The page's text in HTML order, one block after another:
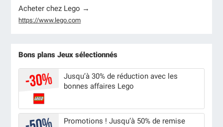
Acheter chez Lego →
https://www.lego.com
Bons plans Jeux sélectionnés
Jusqu’à 30% de réduction avec les
bonnes affaires Lego
Promotions ! Jusqu’à 50% de remise